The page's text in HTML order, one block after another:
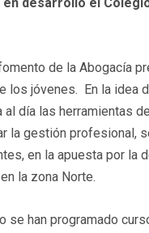
en desarrollo el
de la Abogacía
jóvenes. En la idea
día las herramientas
la gestión profesional,
en la apuesta por la
la zona Norte.
se han programado